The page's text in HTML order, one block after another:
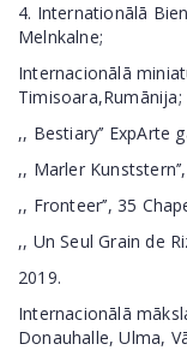
4. Internationālā
Melnkalne;
Internacionālā
Timisoara,Rumānija;
,, Bestiary’’ ExpArte
,, Marler
,, Fronteer’’, 35
,, Un Seul Grain de
2019.
Internacionālā
Donauhalle, Ulma,